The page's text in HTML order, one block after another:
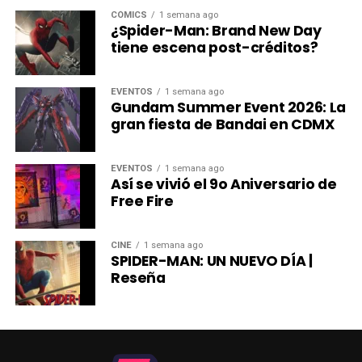
comments
El XBOX FanFest Tour llega a CDMX
La celebración también se trasladará al ámbito presencial
con el despliegue del Xbox FanFest Tour, un itinerario
internacional de eventos diseñados para conectar a la
comunidad de distintas regiones.
La mejor manera de
celebrar 25 años es con la
comunidad.#XBOXFanFest
pic.twitter.com/bgftYAkXF
m
Tras sus primeras paradas en Los Ángeles y en la feria
CÓMICS 1 semana ago
¿Spider-Man: Brand New Day
tiene escena post-créditos?
EVENTOS 1 semana ago
Gundam Summer Event 2026: La
gran fiesta de Bandai en CDMX
EVENTOS 1 semana ago
Así se vivió el 9o Aniversario de
Free Fire
CINE 1 semana ago
SPIDER-MAN: UN NUEVO DÍA |
Reseña